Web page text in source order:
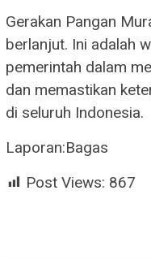
​Gerakan Pangan
berlanjut. Ini adalah
pemerintah dalam
dan memastikan
di seluruh Indonesia.
Laporan:Bagas
Post Views: 867